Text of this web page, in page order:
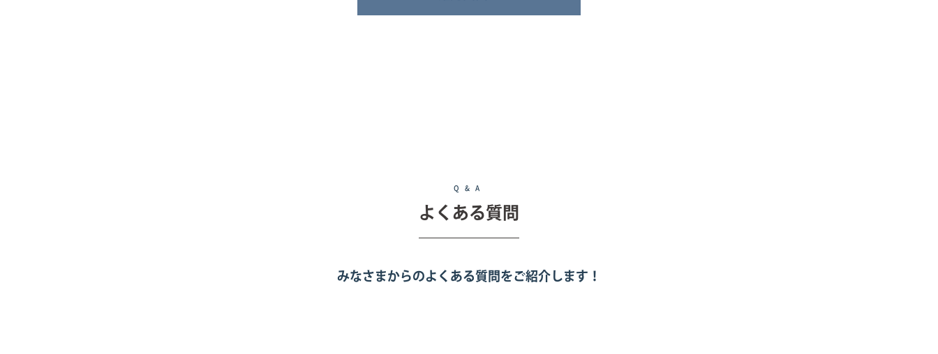
Q&A
よくある質問
みなさまからのよくある質問をご紹介します！